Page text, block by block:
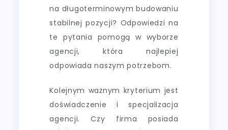
na długoterminowym budowaniu
stabilnej pozycji? Odpowiedzi na
te pytania pomogą w wyborze
agencji, która najlepiej
odpowiada naszym potrzebom.
Kolejnym ważnym kryterium jest
doświadczenie i specjalizacja
agencji. Czy firma posiada